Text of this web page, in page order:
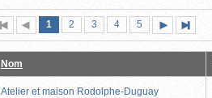
Première
page
Page
précédente
Page
1 (page
actuelle)
Page
2 Page
3 Page
4 Page
5
suivante
page
Nom
Atelier et maison Rodolphe-Duguay